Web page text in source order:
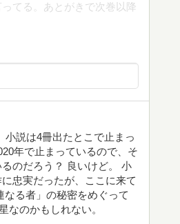
てる。あとがきで次巻以降
説は4冊出たとこで止まっ
年で止まっているので、そ
のだろう？ 良いけど。 小
忠実だったが、ここに来て
る者」の秘密をめぐって
なのかもしれない。